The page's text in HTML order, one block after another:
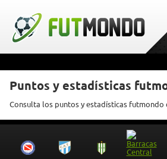
Puntos y estadísticas
Consulta los puntos y estadísticas futmondo